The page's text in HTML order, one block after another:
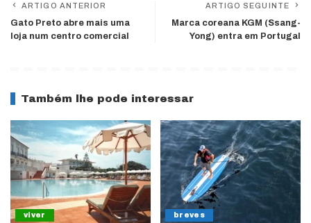
ARTIGO ANTERIOR
Gato Preto abre mais uma
loja num centro comercial
ARTIGO SEGUINTE
Marca coreana KGM (Ssang-
Yong) entra em Portugal
Também lhe pode interessar
viver breves